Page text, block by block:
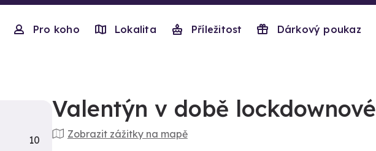
Pro koho Lokalita Příležitost Dárkový poukaz
Valentýn v době lockdownové
Zobrazit zážitky na mapě
10